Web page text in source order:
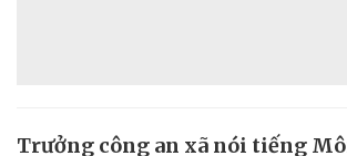
Trưởng công an xã nói tiếng